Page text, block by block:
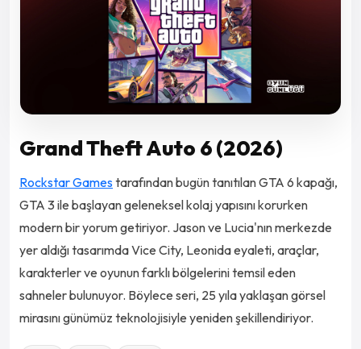
Grand Theft Auto 6 (2026)
Rockstar Gamestarafından bugün tanıtılan GTA 6 kapağı,
GTA 3 ile başlayan geleneksel kolaj yapısını korurken
modern bir yorum getiriyor. Jason ve Lucia'nın merkezde
yer aldığı tasarımda Vice City, Leonida eyaleti, araçlar,
karakterler ve oyunun farklı bölgelerini temsil eden
sahneler bulunuyor. Böylece seri, 25 yıla yaklaşan görsel
mirasını günümüz teknolojisiyle yeniden şekillendiriyor.